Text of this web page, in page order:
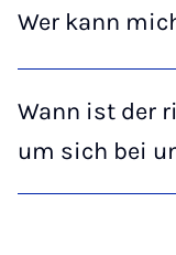
Wer kann
Wann ist der
um sich bei